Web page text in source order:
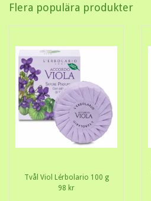
Flera populära produkter
Tvål Viol Lérbolario 100 g
98 kr